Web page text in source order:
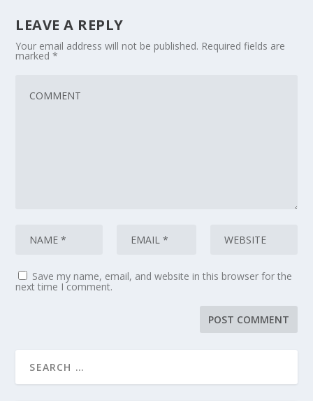
LEAVE A REPLY
Your email address will not be published. Required fields are
marked*
Save my name, email, and website in this browser for the
next time I comment.